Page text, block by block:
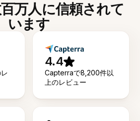
万人に信頼されて
います
4.4
Capterraで8,200件以
上のレビュー